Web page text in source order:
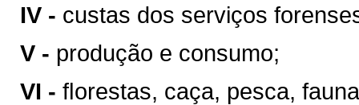
IV - custas dos serviços
V - produção e consumo;
VI - ﬂorestas, caça, pesca,